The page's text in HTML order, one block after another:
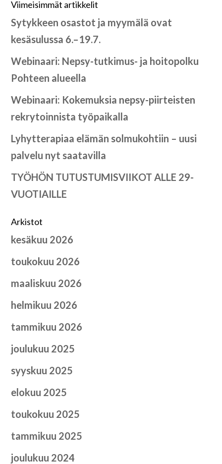
Viimeisimmät artikkelit
Sytykkeen osastot ja myymälä ovat
kesäsulussa 6.–19.7.
Webinaari: Nepsy-tutkimus- ja hoitopolku
Pohteen alueella
Webinaari: Kokemuksia nepsy-piirteisten
rekrytoinnista työpaikalla
Lyhytterapiaa elämän solmukohtiin – uusi
palvelu nyt saatavilla
TYÖHÖN TUTUSTUMISVIIKOT ALLE 29-
VUOTIAILLE
Arkistot
kesäkuu 2026
toukokuu 2026
maaliskuu 2026
helmikuu 2026
tammikuu 2026
joulukuu 2025
syyskuu 2025
elokuu 2025
toukokuu 2025
tammikuu 2025
joulukuu 2024